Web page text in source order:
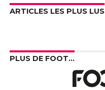
ARTICLES LES PLUS LUS
PLUS DE FOOT…